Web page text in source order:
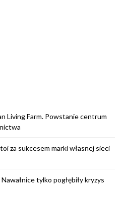
Living Farm. Powstanie centrum
za sukcesem marki własnej sieci
tylko pogłębiły kryzys